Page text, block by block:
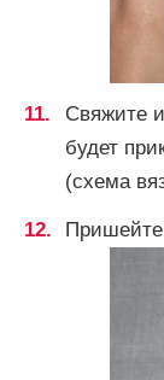
Свяжите
будет
(схема
Пришейте